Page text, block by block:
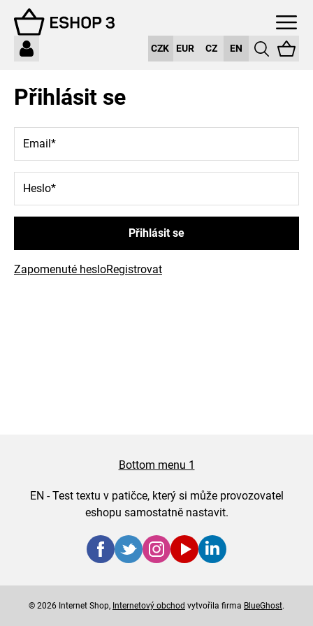
CZK EUR CZ EN
Přihlásit se
Email
Heslo
Přihlásit se
Zapomenuté hesloRegistrovat
Bottom menu 1
EN - Test textu v patičce, který si může provozovatel
eshopu samostatně nastavit.
© 2026 Internet Shop, Internetový obchod vytvořila firma BlueGhost.